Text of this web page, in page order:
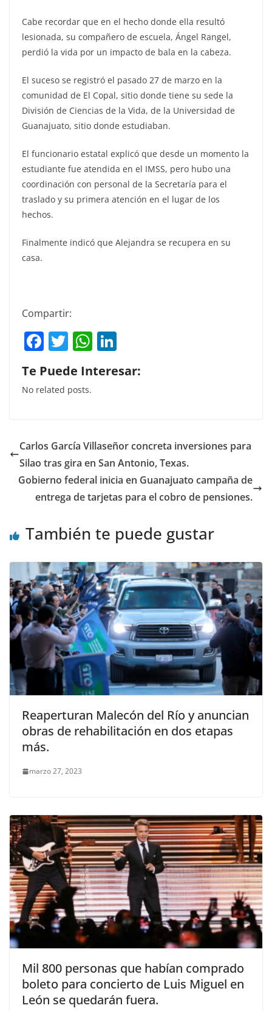
Cabe recordar que en el hecho donde ella resultó
lesionada, su compañero de escuela, Ángel Rangel,
perdió la vida por un impacto de bala en la cabeza.
El suceso se registró el pasado 27 de marzo en la
comunidad de El Copal, sitio donde tiene su sede la
División de Ciencias de la Vida, de la Universidad de
Guanajuato, sitio donde estudiaban.
El funcionario estatal explicó que desde un momento la
estudiante fue atendida en el IMSS, pero hubo una
coordinación con personal de la Secretaría para el
traslado y su primera atención en el lugar de los
hechos.
Finalmente indicó que Alejandra se recupera en su
casa.
Compartir:
F
a
c
e
o
o
k
T
w
itt
er
W
h
at
p
p
k
n
Te Puede Interesar:
No related posts.
Carlos García Villaseñor concreta inversiones para
Silao tras gira en San Antonio, Texas.
Gobierno federal inicia en Guanajuato campaña de
entrega de tarjetas para el cobro de pensiones.
También te puede gustar
Reaperturan Malecón del Río y anuncian
obras de rehabilitación en dos etapas
más.
marzo 27, 2023
Mil 800 personas que habían comprado
boleto para concierto de Luis Miguel en
León se quedarán fuera.